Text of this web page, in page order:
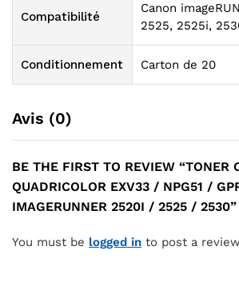
Compatibilité
Canon
2525, 2525i,
Conditionnement Carton de 20
Avis (0)
BE THE FIRST TO REVIEW “TONER
QUADRICOLOR EXV33 / NPG51 /
IMAGERUNNER 2520I / 2525 / 2530”
You must be logged in to post a